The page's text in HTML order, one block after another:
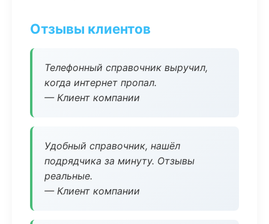
Отзывы клиентов
Телефонный справочник выручил,
когда интернет пропал.
— Клиент компании
Удобный справочник, нашёл
подрядчика за минуту. Отзывы
реальные.
— Клиент компании